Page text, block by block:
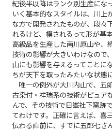
紀後半以降はランク別生産にな
いく基本的なスタイルは、川上
な方で開発されたものが、段々
れるけど、模されるって形が基
高級品を生産した南川原山や、
技術の影響が大きいわけなので
山にも影響を与えるってことに
ちが天下を取ったみたいな状態
唯一の例外が大川内山で、五
古染付・祥瑞系の技術がピュア
んで、その技術で日峯社下窯跡
てわけです。正確に言えば、喜
伝わる直前に、すでに五郎七さ